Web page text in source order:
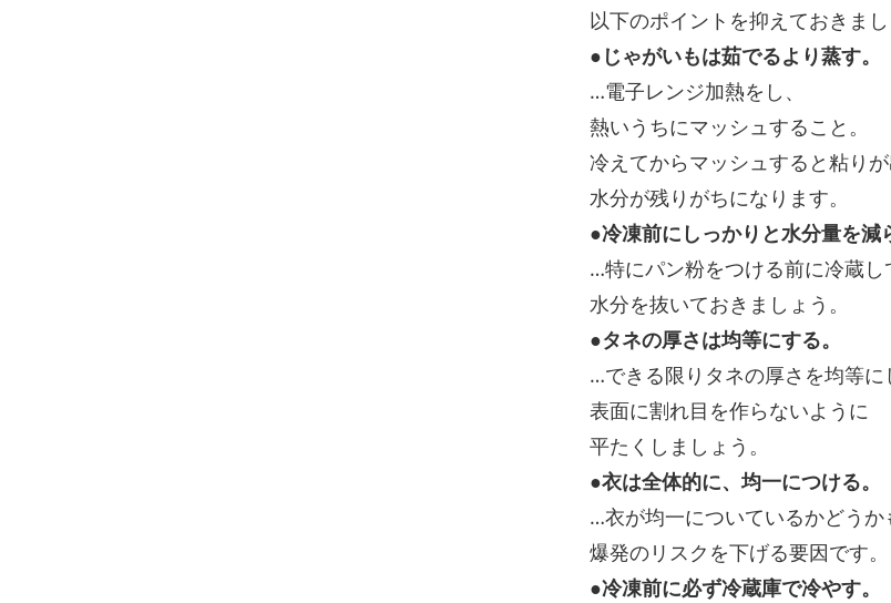
以下のポイントを抑えておきまし
●じゃがいもは茹でるより蒸す。
…電子レンジ加熱をし、
熱いうちにマッシュすること。
冷えてからマッシュすると粘り
水分が残りがちになります。
●冷凍前にしっかりと水分量を減
…特にパン粉をつける前に冷蔵し
水分を抜いておきましょう。
●タネの厚さは均等にする。
…できる限りタネの厚さを均等に
表面に割れ目を作らないように
平たくしましょう。
●衣は全体的に、均一につける。
…衣が均一についているかどうか
爆発のリスクを下げる要因です。
●冷凍前に必ず冷蔵庫で冷やす。